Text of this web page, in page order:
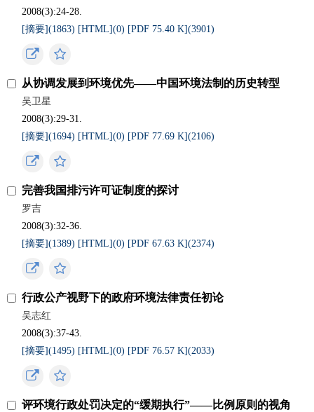
2008(3):24-28.
[摘要](1863) [HTML](0) [PDF 75.40 K](3901)
从协调发展到环境优先——中国环境法制的历史转型
吴卫星
2008(3):29-31.
[摘要](1694) [HTML](0) [PDF 77.69 K](2106)
完善我国排污许可证制度的探讨
罗吉
2008(3):32-36.
[摘要](1389) [HTML](0) [PDF 67.63 K](2374)
行政公产视野下的政府环境法律责任初论
吴志红
2008(3):37-43.
[摘要](1495) [HTML](0) [PDF 76.57 K](2033)
评环境行政处罚决定的“缓期执行”——比例原则的视角